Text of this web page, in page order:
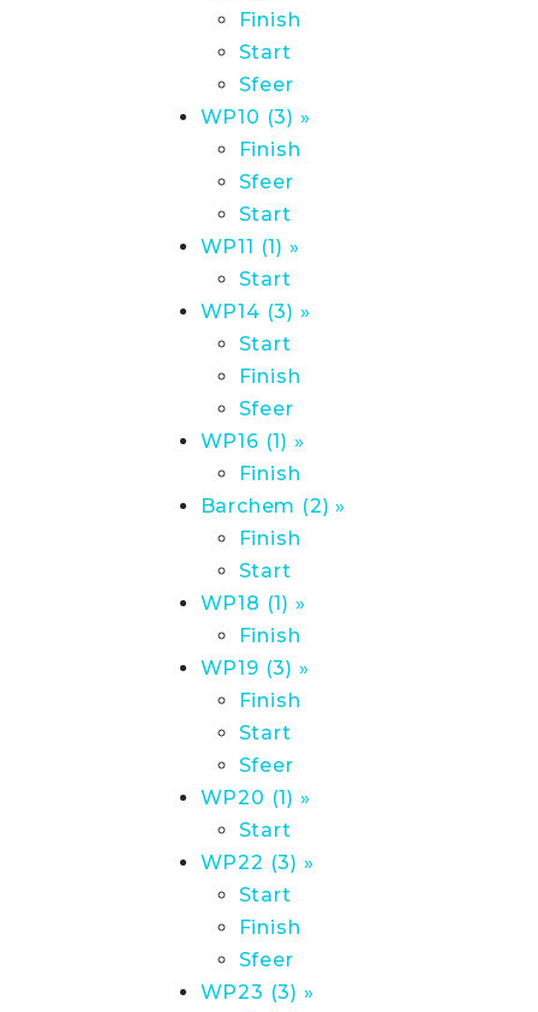
Finish
Start
Sfeer
WP10 (3) »
Finish
Sfeer
Start
WP11 (1) »
Start
WP14 (3) »
Start
Finish
Sfeer
WP16 (1) »
Finish
Barchem (2) »
Finish
Start
WP18 (1) »
Finish
WP19 (3) »
Finish
Start
Sfeer
WP20 (1) »
Start
WP22 (3) »
Start
Finish
Sfeer
WP23 (3) »